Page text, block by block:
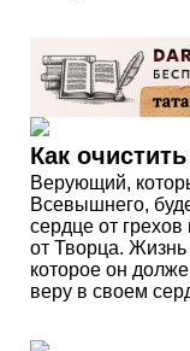
Как
Верующий,
Всевышнего,
сердце от грехов
от Творца. Жизнь
которое он
веру в своем